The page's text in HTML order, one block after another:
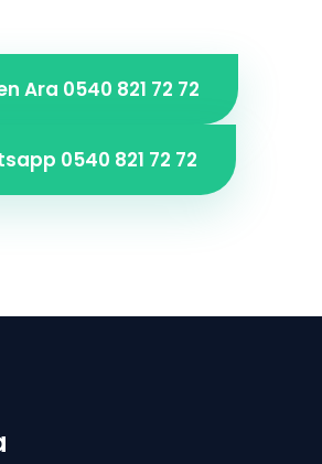
Ara 0540 821 72 72
0540 821 72 72